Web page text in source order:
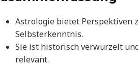
Astrologie bietet Perspektiven
Selbsterkenntnis.
Sie ist historisch verwurzelt
relevant.